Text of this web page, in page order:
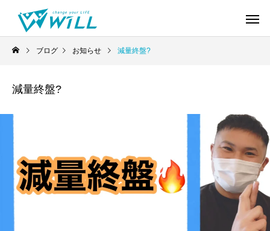
ブログ お知らせ 減量終盤?
減量終盤?